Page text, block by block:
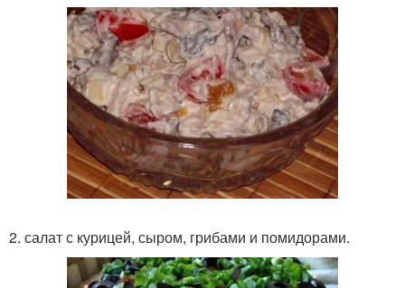
2. салат с курицей, сыром, грибами и помидорами.